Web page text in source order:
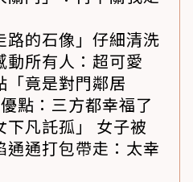
路的石像」仔細清洗
動所有人：超可愛
「竟是對門鄰居
點：三方都幸福了
下凡託孤」 女子被
通通打包帶走：太幸